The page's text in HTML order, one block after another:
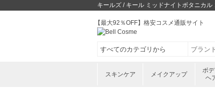
キールズ / キール ミッドナイトボタニカ
【最大92％OFF】格安コスメ通販サイト
スキンケア メイクアップ
ボ
ヘ